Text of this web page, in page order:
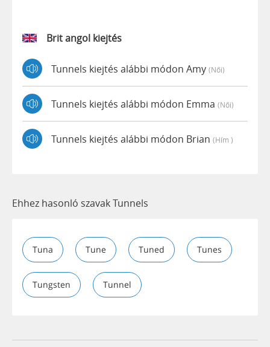
Brit angol kiejtés
Tunnels kiejtés alábbi módon Amy (női)
Tunnels kiejtés alábbi módon Emma (női)
Tunnels kiejtés alábbi módon Brian (hím )
Ehhez hasonló szavak Tunnels
Tuna Tune Tuned Tunes
Tungsten Tunnel